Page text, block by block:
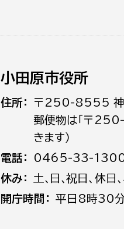
小田原市役所
住所
〒250-8555 神
郵便物は「〒
きます）
電話
0465-33-1300（
休み
土､日､祝日、休
開庁時間
平日8時30